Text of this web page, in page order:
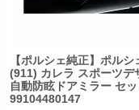
【ポルシェ純正】ポルシ
(911) カレラ スポーツデ
自動防眩ドアミラー セ
99104480147